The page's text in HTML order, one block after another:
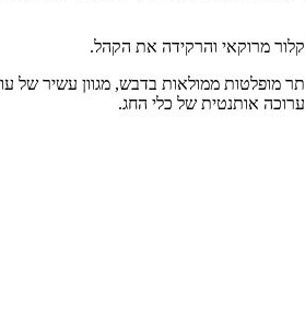
מרוקאי והרקידה את הקהל.
ממולאות בדבש, מגוון עשיר של עוגות
אותנטית של כלי החג.